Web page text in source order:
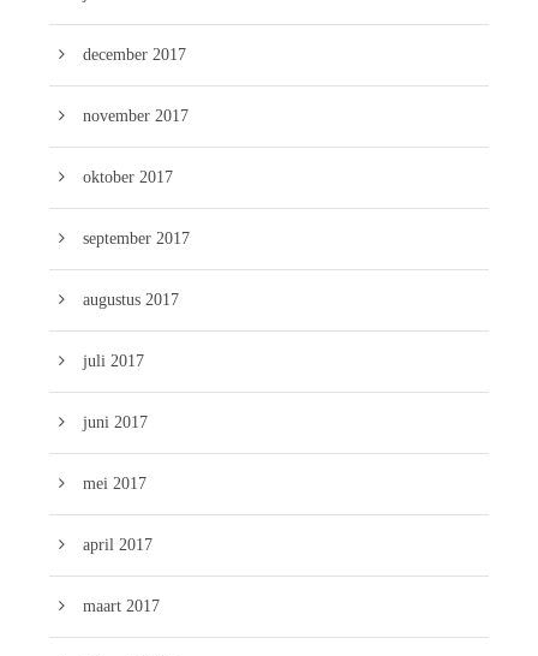
december 2017
november 2017
oktober 2017
september 2017
augustus 2017
juli 2017
juni 2017
mei 2017
april 2017
maart 2017